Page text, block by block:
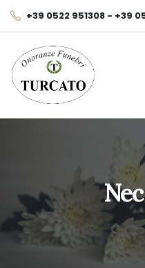
+39 0522 951308 - +39